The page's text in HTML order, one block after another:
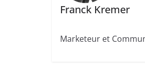
Franck Kremer
Marketeur et